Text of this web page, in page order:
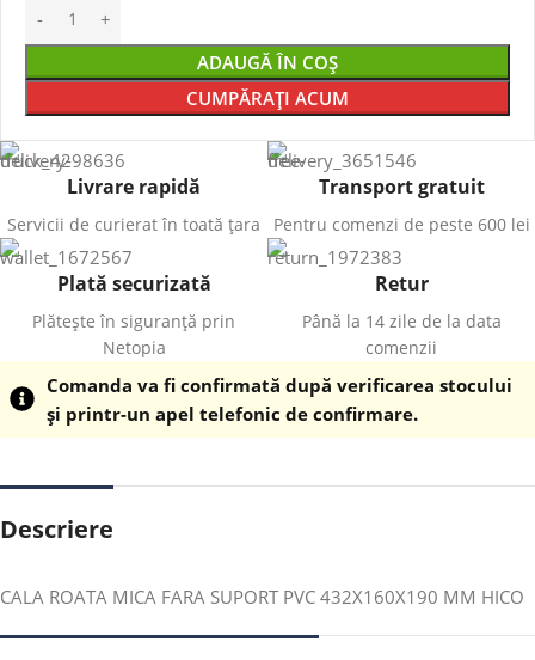
ADAUGĂ ÎN COȘ
CUMPĂRAȚI ACUM
Livrare rapidă
Servicii de curierat în toată țara
Transport gratuit
Pentru comenzi de peste 600 lei
Plată securizată
Plătește în siguranță prin
Netopia
Retur
Până la 14 zile de la data
comenzii
Comanda va fi confirmată după verificarea stocului
și printr-un apel telefonic de confirmare.
Descriere
CALA ROATA MICA FARA SUPORT PVC 432X160X190 MM HICO